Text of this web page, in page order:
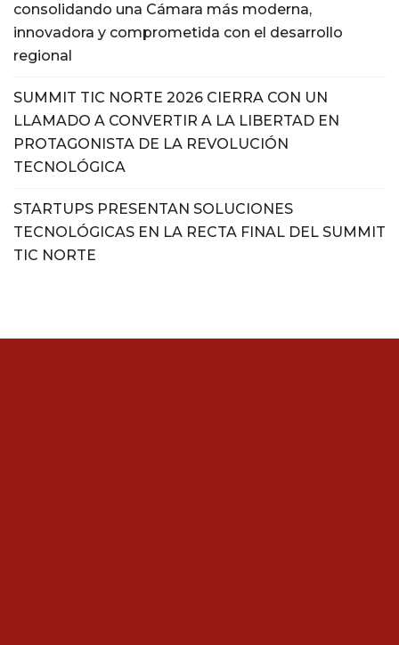
consolidando una Cámara más moderna,
innovadora y comprometida con el desarrollo
regional
SUMMIT TIC NORTE 2026 CIERRA CON UN
LLAMADO A CONVERTIR A LA LIBERTAD EN
PROTAGONISTA DE LA REVOLUCIÓN
TECNOLÓGICA
STARTUPS PRESENTAN SOLUCIONES
TECNOLÓGICAS EN LA RECTA FINAL DEL SUMMIT
TIC NORTE